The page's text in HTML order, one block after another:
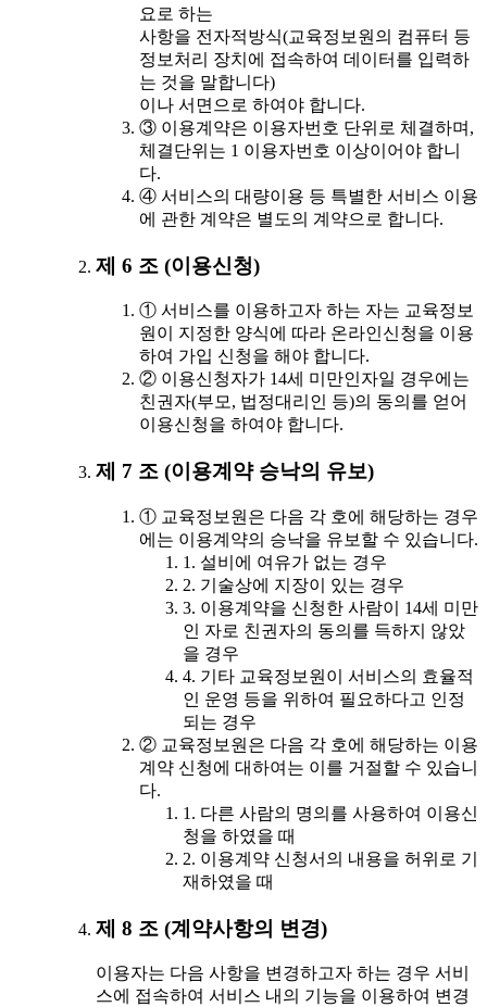
요로 하는
사항을 전자적방식(교육정보원의 컴퓨터 등
정보처리 장치에 접속하여 데이터를 입력하
는 것을 말합니다)
이나 서면으로 하여야 합니다.
③ 이용계약은 이용자번호 단위로 체결하며,
체결단위는 1 이용자번호 이상이어야 합니
다.
④ 서비스의 대량이용 등 특별한 서비스 이용
에 관한 계약은 별도의 계약으로 합니다.
제 6 조 (이용신청)
① 서비스를 이용하고자 하는 자는 교육정보
원이 지정한 양식에 따라 온라인신청을 이용
하여 가입 신청을 해야 합니다.
② 이용신청자가 14세 미만인자일 경우에는
친권자(부모, 법정대리인 등)의 동의를 얻어
이용신청을 하여야 합니다.
제 7 조 (이용계약 승낙의 유보)
① 교육정보원은 다음 각 호에 해당하는 경우
에는 이용계약의 승낙을 유보할 수 있습니다.
1. 설비에 여유가 없는 경우
2. 기술상에 지장이 있는 경우
3. 이용계약을 신청한 사람이 14세 미만
인 자로 친권자의 동의를 득하지 않았
을 경우
4. 기타 교육정보원이 서비스의 효율적
인 운영 등을 위하여 필요하다고 인정
되는 경우
② 교육정보원은 다음 각 호에 해당하는 이용
계약 신청에 대하여는 이를 거절할 수 있습니
다.
1. 다른 사람의 명의를 사용하여 이용신
청을 하였을 때
2. 이용계약 신청서의 내용을 허위로 기
재하였을 때
제 8 조 (계약사항의 변경)
이용자는 다음 사항을 변경하고자 하는 경우 서비
스에 접속하여 서비스 내의 기능을 이용하여 변경